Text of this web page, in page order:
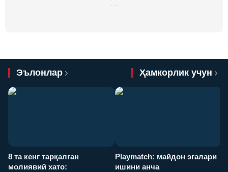
Эълонлар Ҳамкорлик учун
8 та кенг тарқалган
молиявий хато:
Playmatch: майдон эгалари
ишини анча